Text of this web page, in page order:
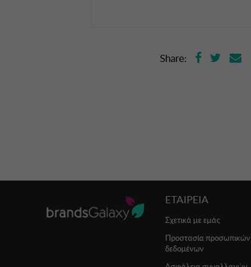
Share:
ΕΤΑΙΡΕΙΑ
Σχετικά με εμάς
Προστασία προσωπικών
δεδομένων